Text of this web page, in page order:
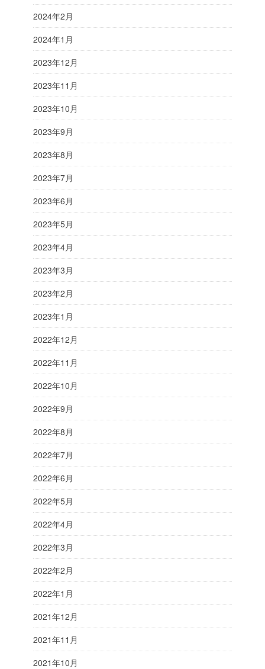
2024年2月
2024年1月
2023年12月
2023年11月
2023年10月
2023年9月
2023年8月
2023年7月
2023年6月
2023年5月
2023年4月
2023年3月
2023年2月
2023年1月
2022年12月
2022年11月
2022年10月
2022年9月
2022年8月
2022年7月
2022年6月
2022年5月
2022年4月
2022年3月
2022年2月
2022年1月
2021年12月
2021年11月
2021年10月